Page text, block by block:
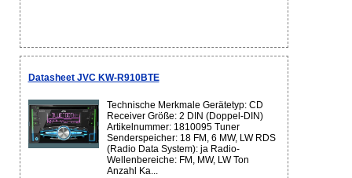
Datasheet JVC KW-R910BTE
Technische Merkmale Gerätetyp: CD
Receiver Größe: 2 DIN (Doppel-DIN)
Artikelnummer: 1810095 Tuner
Senderspeicher: 18 FM, 6 MW, LW RDS
(Radio Data System): ja Radio-
Wellenbereiche: FM, MW, LW Ton
Anzahl Ka...